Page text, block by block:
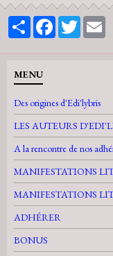
PartagerFacebookTwitter
MENU
Des origines d'Edi'lybris
LES AUTEURS
A la rencontre de nos
MANIFESTATIONS
MANIFESTATIONS
ADHÉRER
BONUS